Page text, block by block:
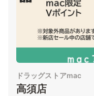
ドラッグストアmac
高須店